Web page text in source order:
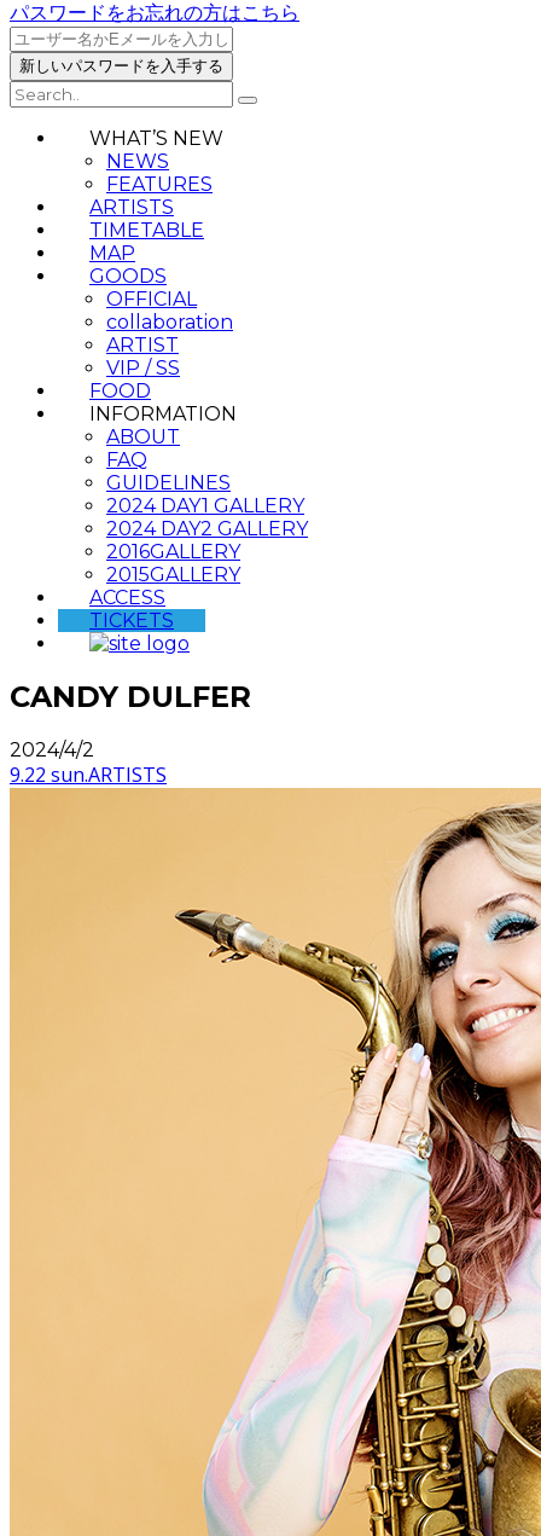
パスワードをお忘れの方はこちら
WHAT’S NEW
NEWS
FEATURES
ARTISTS
TIMETABLE
MAP
GOODS
OFFICIAL
collaboration
ARTIST
VIP / SS
FOOD
INFORMATION
ABOUT
FAQ
GUIDELINES
2024 DAY1 GALLERY
2024 DAY2 GALLERY
2016GALLERY
2015GALLERY
ACCESS
TICKETS
CANDY DULFER
2024/4/2
9.22 sun.ARTISTS